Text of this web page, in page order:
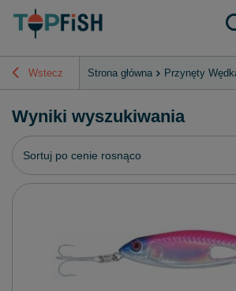
Wstecz Strona główna Przynęty
Wyniki wyszukiwania
Zmień sortowanie
Sortuj po cenie rosnąco